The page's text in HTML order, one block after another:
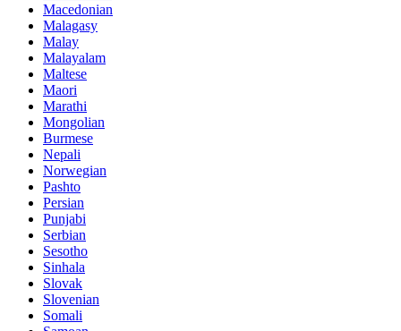
Macedonian
Malagasy
Malay
Malayalam
Maltese
Maori
Marathi
Mongolian
Burmese
Nepali
Norwegian
Pashto
Persian
Punjabi
Serbian
Sesotho
Sinhala
Slovak
Slovenian
Somali